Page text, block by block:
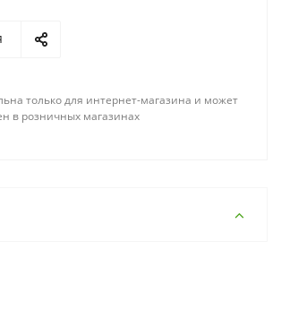
только для интернет-магазина и может
в розничных магазинах